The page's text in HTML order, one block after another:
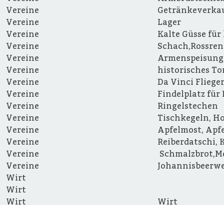
Vereine
Vereine
Lager
Vereine
Kalte Güsse für
Vereine
Vereine
Vereine
historisches
Vereine
Da Vinci
Vereine
Findelplatz für
Vereine
Ringelstechen
Vereine
Tischkegeln,
Vereine
Apfelmost,
Vereine
Reiberdatschi,
Vereine
Vereine
Wirt
Wirt
Wirt
Wirt